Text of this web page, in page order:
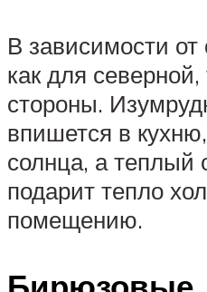
В зависимости от
как для
стороны.
впишется в
солнца, а теплый
подарит тепло
помещению.